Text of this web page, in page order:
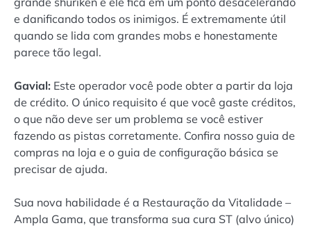
e danificando todos os inimigos. É extremamente útil
quando se lida com grandes mobs e honestamente
parece tão legal.
Gavial: Este operador você pode obter a partir da loja
de crédito. O único requisito é que você gaste créditos,
o que não deve ser um problema se você estiver
fazendo as pistas corretamente. Confira nosso guia de
compras na loja e o guia de configuração básica se
precisar de ajuda.
Sua nova habilidade é a Restauração da Vitalidade –
Ampla Gama, que transforma sua cura ST (alvo único)